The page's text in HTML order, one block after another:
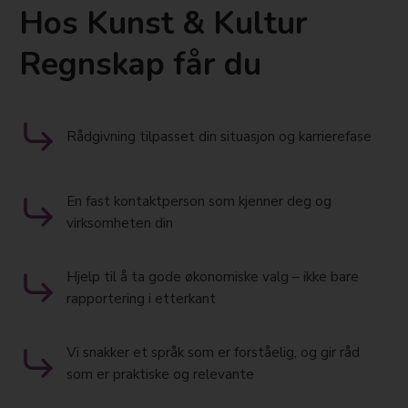
Hos Kunst & Kultur
Regnskap får du
Rådgivning tilpasset din situasjon og karrierefase
En fast kontaktperson som kjenner deg og
virksomheten din
Hjelp til å ta gode økonomiske valg – ikke bare
rapportering i etterkant
Vi snakker et språk som er forståelig, og gir råd
som er praktiske og relevante